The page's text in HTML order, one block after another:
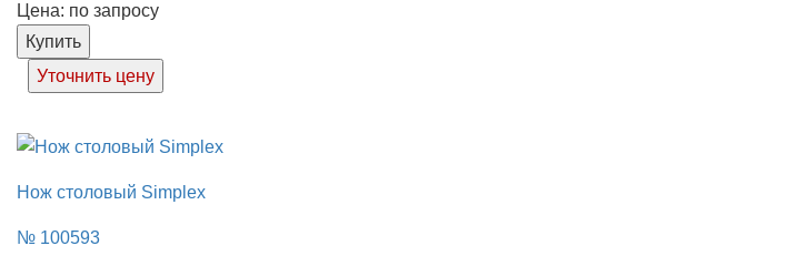
Цена: по запросу
Купить
Уточнить цену
Нож столовый Simplex
№ 100593